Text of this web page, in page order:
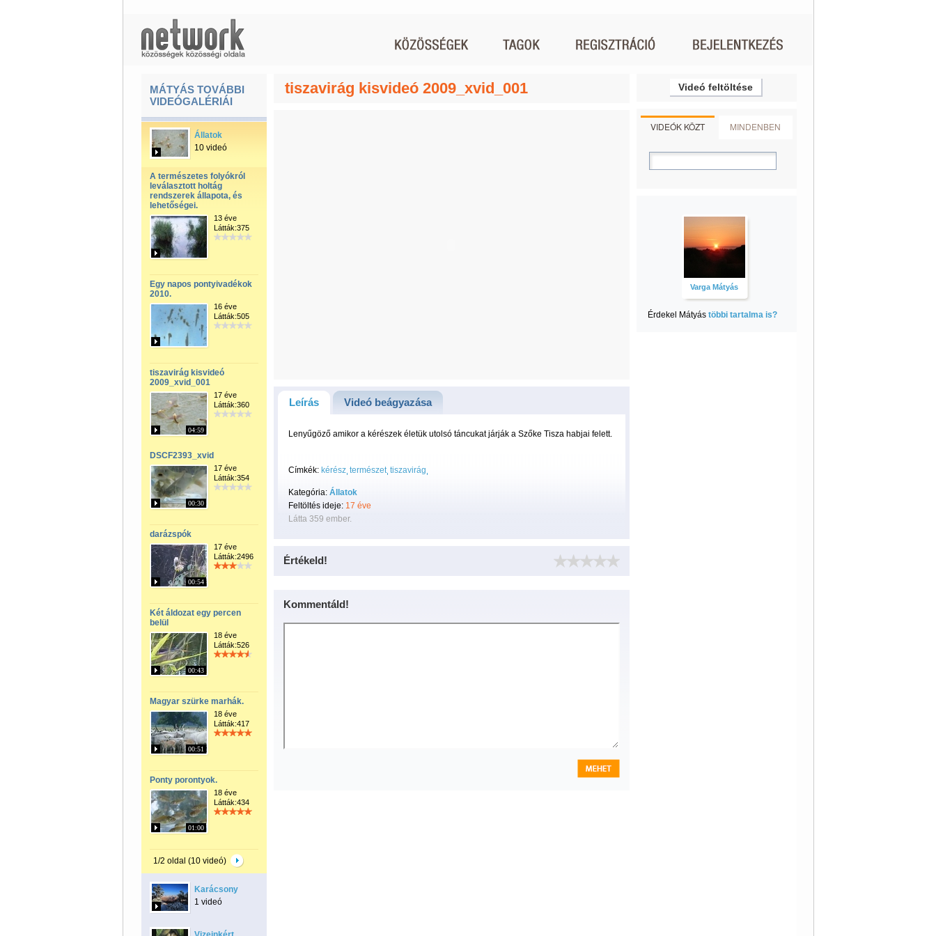
MÁTYÁS TOVÁBBI
VIDEÓGALÉRIÁI
Állatok
10 videó
A természetes folyókról
leválasztott holtág
rendszerek állapota, és
lehetőségei.
13 éve
Látták:375
Egy napos pontyivadékok
2010.
16 éve
Látták:505
tiszavirág kisvideó
2009_xvid_001
04:59
17 éve
Látták:360
DSCF2393_xvid
00:30
17 éve
Látták:354
darázspók
00:54
17 éve
Látták:2496
Két áldozat egy percen
belül
00:43
18 éve
Látták:526
Magyar szürke marhák.
00:51
18 éve
Látták:417
Ponty porontyok.
01:00
18 éve
Látták:434
1/2 oldal (10 videó)
Karácsony
1 videó
tiszavirág kisvideó 2009_xvid_001
Leírás Videó beágyazása
Lenyűgöző amikor a kérészek életük utolsó táncukat járják a Szőke Tisza habjai felett.
Címkék: kérész természet tiszavirág
Kategória: Állatok
Feltöltés ideje: 17 éve
Látta 359 ember.
Értékeld!
Kommentáld!
Videó feltöltése
VIDEÓK KÖZT MINDENBEN
Varga Mátyás
Érdekel Mátyás többi tartalma is?